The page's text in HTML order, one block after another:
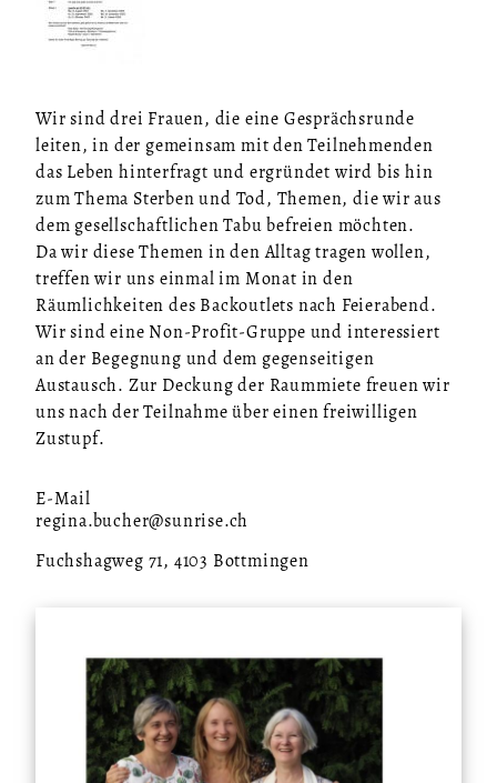
Wir sind drei Frauen, die eine Gesprächsrunde
leiten, in der gemeinsam mit den Teilnehmenden
das Leben hinterfragt und ergründet wird bis hin
zum Thema Sterben und Tod, Themen, die wir aus
dem gesellschaftlichen Tabu befreien möchten.
Da wir diese Themen in den Alltag tragen wollen,
treffen wir uns einmal im Monat in den
Räumlichkeiten des Backoutlets nach Feierabend.
Wir sind eine Non-Profit-Gruppe und interessiert
an der Begegnung und dem gegenseitigen
Austausch. Zur Deckung der Raummiete freuen wir
uns nach der Teilnahme über einen freiwilligen
Zustupf.
E-Mail
regina.bucher@sunrise.ch
Fuchshagweg 71, 4103 Bottmingen